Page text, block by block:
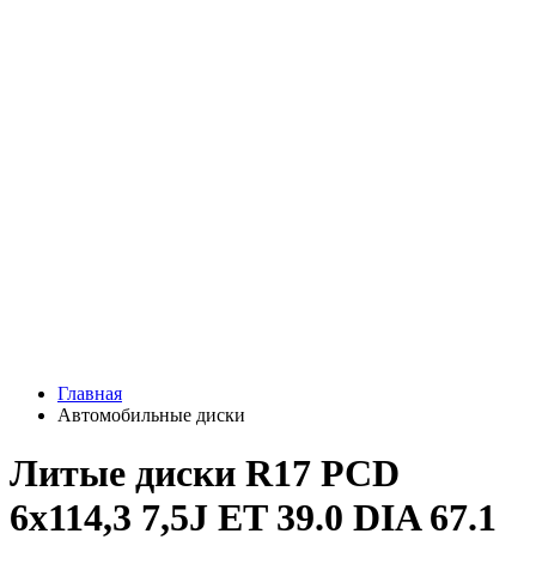
Главная
Автомобильные диски
Литые диски R17 PCD
6x114,3 7,5J ET 39.0 DIA 67.1